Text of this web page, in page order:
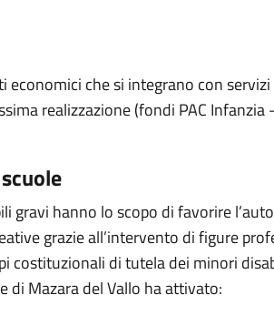
che si integrano con
realizzazione (fondi PAC
gravi hanno lo scopo di favorire
grazie all’intervento di figure
costituzionali di tutela dei minori
di Mazara del Vallo ha attivato: